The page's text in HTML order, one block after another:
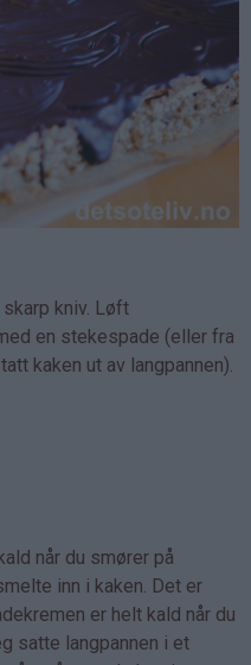
kniv. Løft
en stekespade (eller fra
kaken ut av langpannen).
når du smører på
inn i kaken. Det er
er helt kald når du
satte langpannen i et